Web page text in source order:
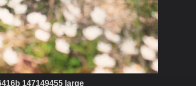
147149455 large